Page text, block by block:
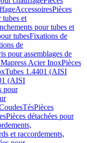
AccessoiresPièces
tubes et
pour tubes et
tubesFixations de
de
pour assemblages de
Acier InoxPièces
Tubes 1.4401 (AISI
(AISI
pour
TésPièces
Pièces détachées pour
et raccordements,